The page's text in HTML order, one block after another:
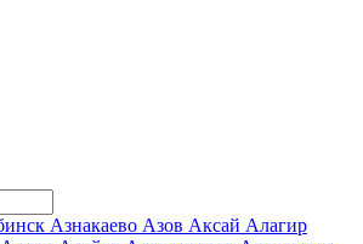
Азнакаево Азов Аксай Алагир